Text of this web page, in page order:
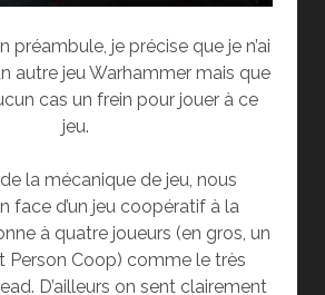
préambule, je précise que je n’ai
autre jeu Warhammer mais que
cas un frein pour jouer à ce
jeu.
la mécanique de jeu, nous
face d’un jeu coopératif à la
à quatre joueurs (en gros, un
Person Coop) comme le très
D’ailleurs on sent clairement